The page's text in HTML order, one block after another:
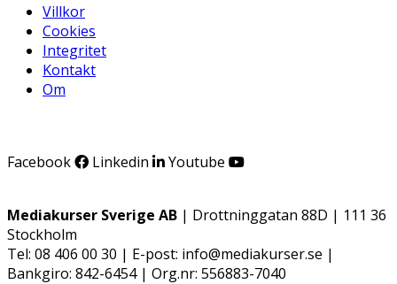
Villkor
Cookies
Integritet
Kontakt
Om
Facebook Linkedin Youtube
Mediakurser Sverige AB | Drottninggatan 88D | 111 36
Stockholm
Tel: 08 406 00 30 | E-post: info@mediakurser.se |
Bankgiro: 842-6454 | Org.nr: 556883-7040